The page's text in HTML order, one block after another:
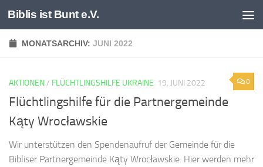
Zum Inhalt springen
Biblis ist Bunt e.V.
MONATSARCHIV: JUNI 2022
0
AKTIONEN/ FLÜCHTLINGSHILFE UKRAINE 19. JUNI 2022
Flüchtlingshilfe für die Partnergemeinde
Kąty Wrocławskie
Wir unterstützen den Spendenaufruf der Gemeinde für die
Bibliser Partnergemeinde Kąty Wrocławskie. Hier werden mehr